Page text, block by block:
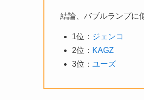
結論、バブルランプに
1位： ジェンコ
2位： KAGZ
3位： ユーズ